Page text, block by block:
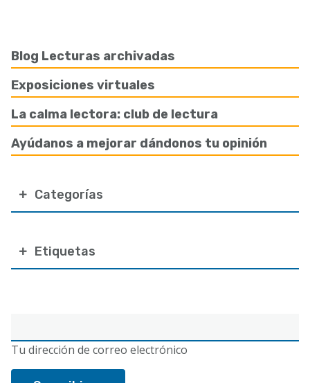
Blog Lecturas archivadas
Exposiciones virtuales
La calma lectora: club de lectura
Ayúdanos a mejorar dándonos tu opinión
electrónico
Tu dirección de correo electrónico
Categorías
Etiquetas